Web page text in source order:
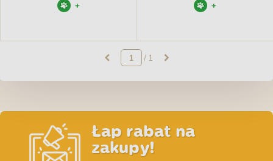
+ +
/ 1
Łap rabat na
zakupy!